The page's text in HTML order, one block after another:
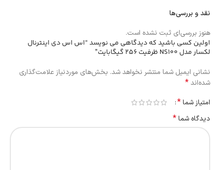
نقد و بررسی‌ها
هنوز بررسی‌ای ثبت نشده است.
اولین کسی باشید که دیدگاهی می نویسد “اس اس دی اینترنال
لکسار مدل NS100 ظرفیت 256 گیگابایت”
نشانی ایمیل شما منتشر نخواهد شد. بخش‌های موردنیاز علامت‌گذاری
شده‌اند*
امتیاز شما*
دیدگاه شما*